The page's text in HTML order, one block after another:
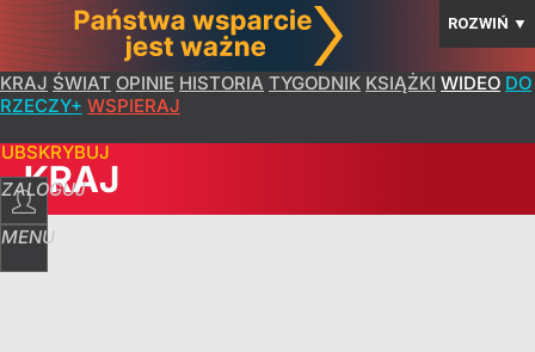
ROZWIŃ ▼
KRAJ ŚWIAT OPINIE HISTORIA TYGODNIK KSIĄŻKI WIDEO DO
RZECZY+ WSPIERAJ
ZALOGUJ
MENU
KRAJ